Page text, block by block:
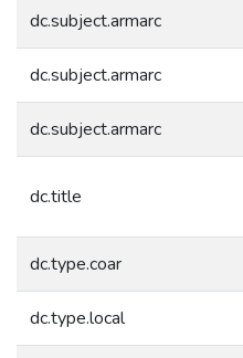
dc.subject.armarc
dc.subject.armarc
dc.subject.armarc
dc.title
dc.type.coar
dc.type.local